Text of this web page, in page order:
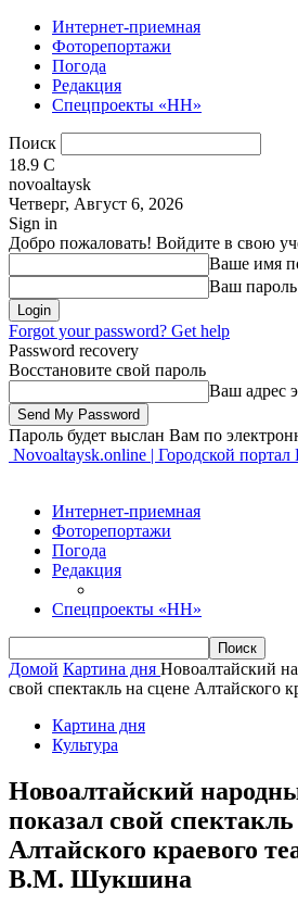
Интернет-приемная
Фоторепортажи
Погода
Редакция
Спецпроекты «НН»
Поиск
18.9 C
novoaltaysk
Четверг, Август 6, 2026
Sign in
Добро пожаловать! Войдите в свою
Ваше имя
Ваш пароль
Forgot your password? Get help
Password recovery
Восстановите свой пароль
Ваш адрес
Пароль будет выслан Вам по
Novoaltaysk.online | Городской портал
Интернет-приемная
Фоторепортажи
Погода
Редакция
Спецпроекты «НН»
Домой Картина дня Новоалтайский
свой спектакль на сцене Алтайского
Картина дня
Культура
Новоалтайский
показал свой
Алтайского краевого
В.М. Шукшина